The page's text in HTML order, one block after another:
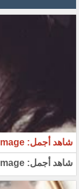
شاهد أجمل: image
شاهد أجمل: image